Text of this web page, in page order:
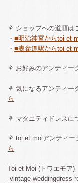
⚘ ショップへの道順は
・ ■明治神宮からtoi et
・ ■表参道駅からtoi et
⚘ お好みのアンティー
⚘ 気になるアンティー
ら
⚘ マタニティドレスに
⚘ toi et moiアンティー
ら
Toi et Moi (トワエモア)
-vintage weddingdress